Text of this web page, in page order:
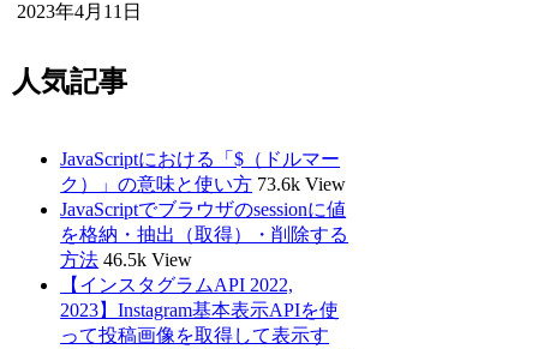
2023年4月11日
人気記事
JavaScriptにおける「$（ドルマー
ク）」の意味と使い方 73.6k View
JavaScriptでブラウザのsessionに値
を格納・抽出（取得）・削除する
方法 46.5k View
【インスタグラムAPI 2022,
2023】Instagram基本表示APIを使
って投稿画像を取得して表示す